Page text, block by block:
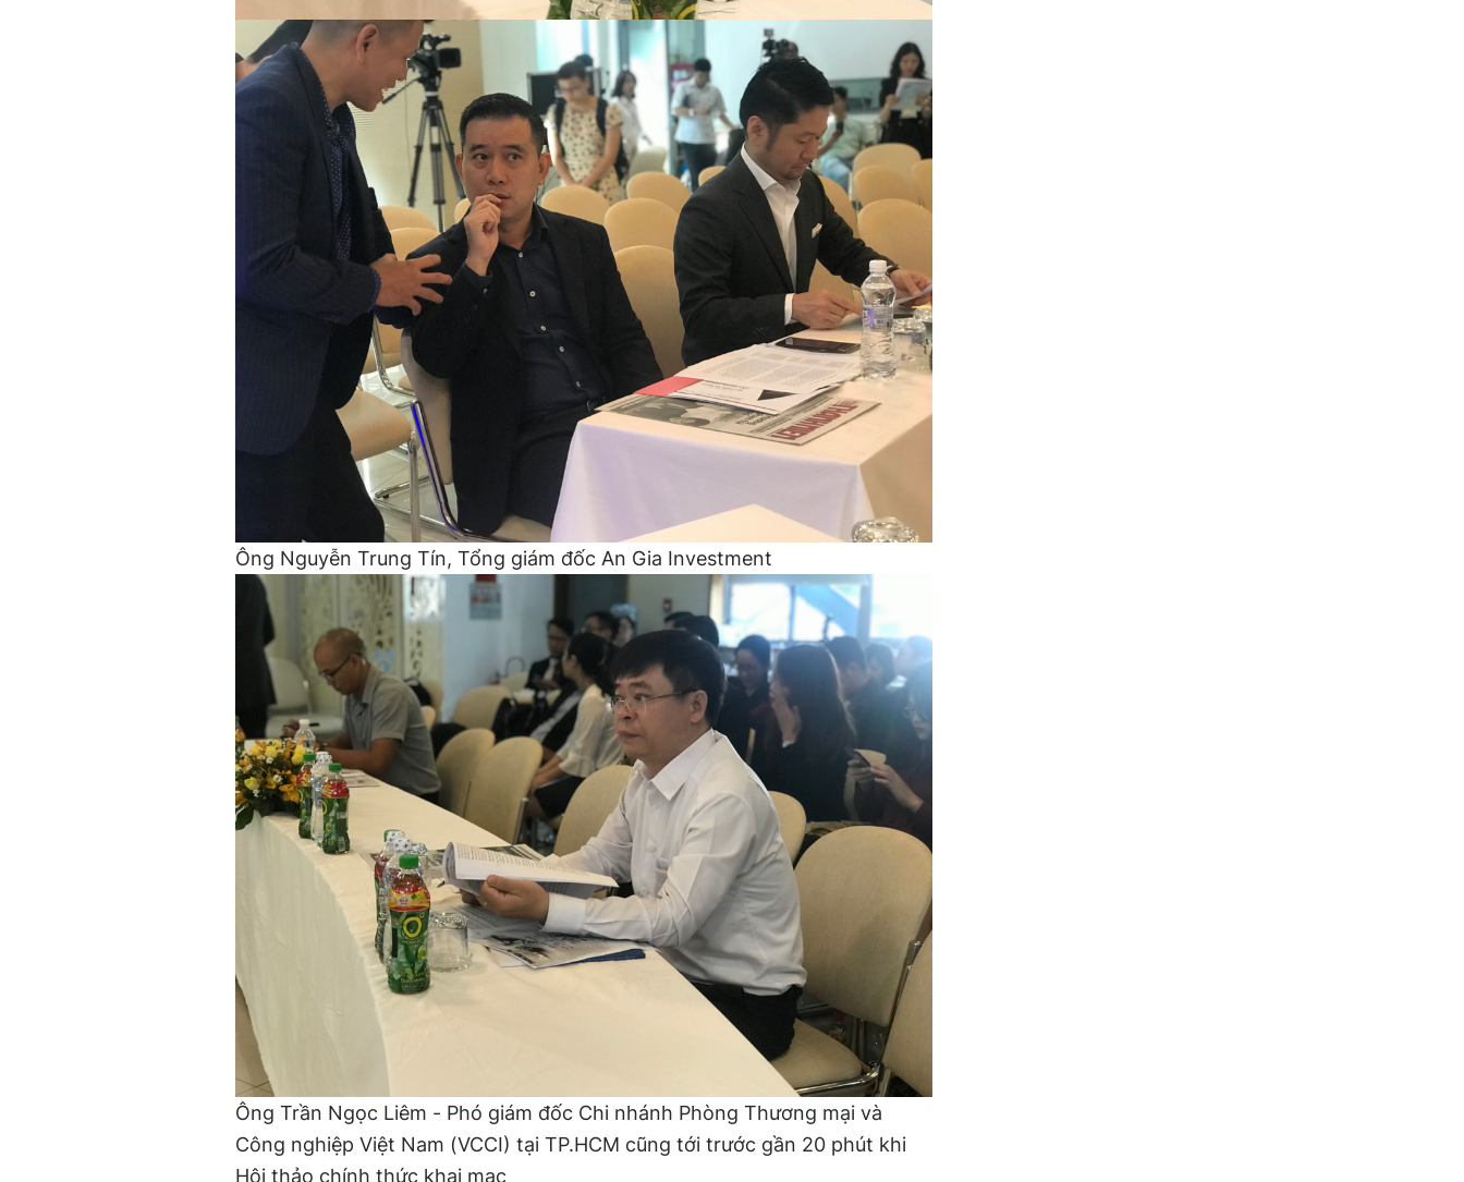
Ông Nguyễn Trung Tín, Tổng giám đốc An Gia Investment
Ông Trần Ngọc Liêm - Phó giám đốc Chi nhánh Phòng Thương mại và
Công nghiệp Việt Nam (VCCI) tại TP.HCM cũng tới trước gần 20 phút khi
Hội thảo chính thức khai mạc